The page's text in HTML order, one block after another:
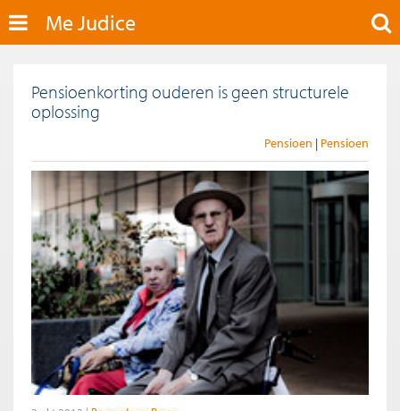
Me Judice
Pensioenkorting ouderen is geen structurele
oplossing
Pensioen Pensioen